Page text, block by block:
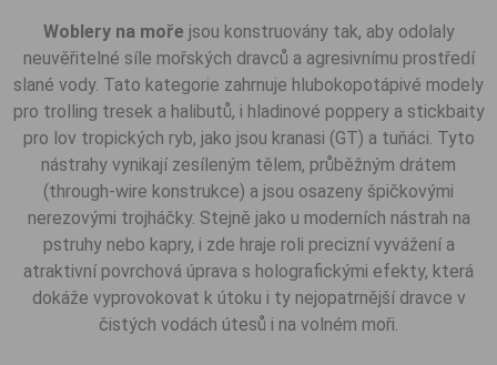
Woblery na moře jsou konstruovány tak, aby odolaly
neuvěřitelné síle mořských dravců a agresivnímu prostředí
slané vody. Tato kategorie zahrnuje hlubokopotápivé modely
pro trolling tresek a halibutů, i hladinové poppery a stickbaity
pro lov tropických ryb, jako jsou kranasi (GT) a tuňáci. Tyto
nástrahy vynikají zesíleným tělem, průběžným drátem
(through-wire konstrukce) a jsou osazeny špičkovými
nerezovými trojháčky. Stejně jako u moderních nástrah na
pstruhy nebo kapry, i zde hraje roli precizní vyvážení a
atraktivní povrchová úprava s holografickými efekty, která
dokáže vyprovokovat k útoku i ty nejopatrnější dravce v
čistých vodách útesů i na volném moři.